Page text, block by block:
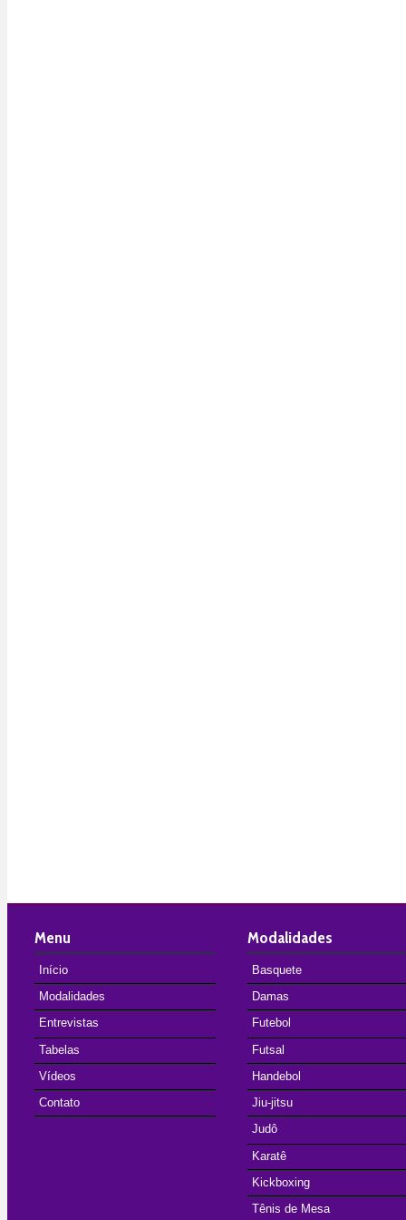
Menu
Início
Modalidades
Entrevistas
Tabelas
Vídeos
Contato
Modalidades
Basquete
Damas
Futebol
Futsal
Handebol
Jiu-jitsu
Judô
Karatê
Kickboxing
Tênis de Mesa